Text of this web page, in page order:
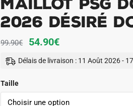
2026 Désiré
99.90€
Le
prix
99.90€.
54.90€Le
prix
54.90€.
Délais de livraison : 11 Août 2026 -
Taille